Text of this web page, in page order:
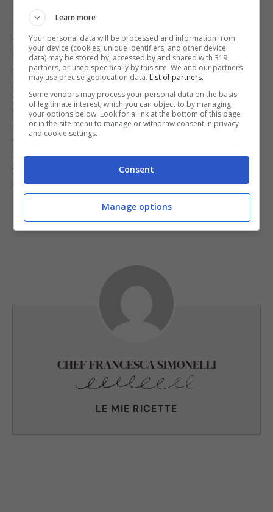
Per fare un’ottima crema pasticcera senza glutine, non
dovete fare altro che sostiutire la farina con l’amido di
mais. Per prima cosa mettete i tuorli in una ciotola
insieme allo zucchero e al pizzico di sale, e cominciate
a mescolare. Poi aggiungete anche l’amido di mais e
continuate a girare il tutto. A questo punto trasferite il
tutto in un pentolino e aggiungete all’impasto il latte
appena tiepido. Mettete il pentolino a bagnomaria sulla
fiamma dolce e girate ininterrottamente, sempre nella
stessa direzione, finché non otterrete la densità che
volete. Fate raffreddare la crema e poi potrete
utilizzarla, sarà buonissima!
CHEF FRANCESCA SIMONELLI
LE MIE RICETTE
Learn more
Your personal data will be processed and information from
your device (cookies, unique identifiers, and other device
data) may be stored by, accessed by and shared with 319
partners, or used specifically by this site. We and our partners
may use precise geolocation data. List of partners.
Some vendors may process your personal data on the basis
of legitimate interest, which you can object to by managing
your options below. Look for a link at the bottom of this page
or in the site menu to manage or withdraw consent in privacy
and cookie settings.
Consent
Manage options